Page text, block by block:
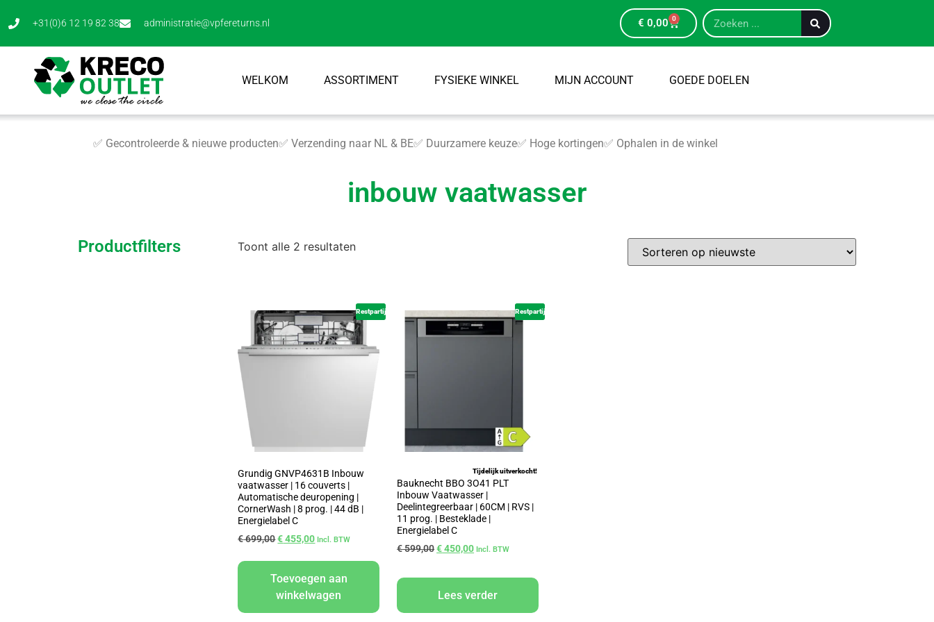
+31(0)6 12 19 82 38 administratie@vpfereturns.nl € 0,00 0
WELKOM ASSORTIMENT FYSIEKE WINKEL MIJN ACCOUNT GOEDE DOELEN
✅ Gecontroleerde & nieuwe producten✅ Verzending naar NL & BE✅ Duurzamere keuze✅ Hoge kortingen✅ Ophalen in de winkel
inbouw vaatwasser
Productfilters Toont alle 2 resultaten
Restpartij
Grundig GNVP4631B Inbouw
vaatwasser | 16 couverts |
Automatische deuropening |
CornerWash | 8 prog. | 44 dB |
Energielabel C
€699,00€455,00 Incl. BTW
Toevoegen aan
winkelwagen
Restpartij
Tijdelijk uitverkocht!
Bauknecht BBO 3O41 PLT
Inbouw Vaatwasser |
Deelintegreerbaar | 60CM | RVS |
11 prog. | Besteklade |
Energielabel C
€599,00€450,00 Incl. BTW
Lees verder